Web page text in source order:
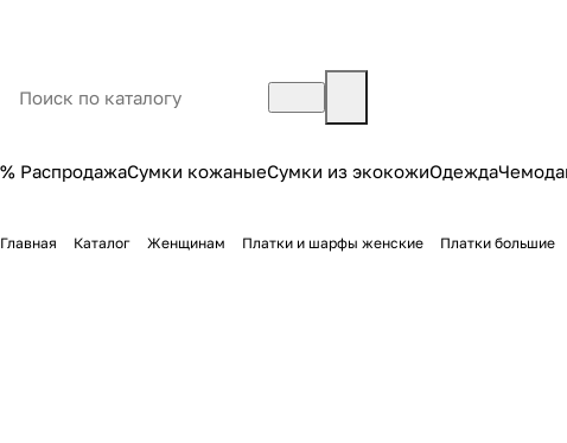
% РаспродажаСумки кожаныеСумки из экокожиОдежда
Главная Каталог Женщинам Платки и шарфы женские Платки большие